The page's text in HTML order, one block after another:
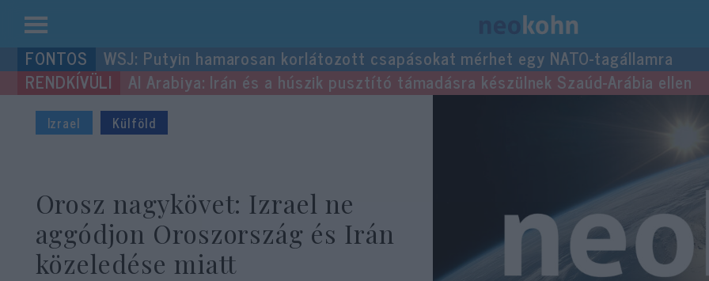
Kilépés
a
tartalomba
WSJ: Putyin hamarosan korlátozott csapásokat mérhet egy NATO-tagállamra
Al Arabiya: Irán és a húszik pusztító támadásra készülnek Szaúd-Arábia ellen
Izrael Külföld
Orosz nagykövet: Izrael ne
aggódjon Oroszország és Irán
közeledése miatt